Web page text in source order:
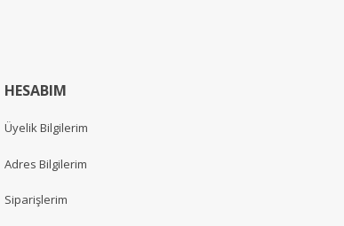
HESABIM
Üyelik Bilgilerim
Adres Bilgilerim
Siparişlerim